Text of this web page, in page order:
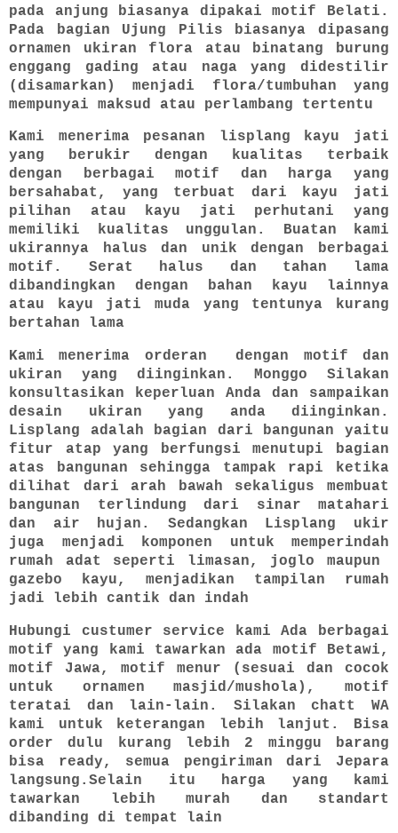
pada anjung biasanya dipakai motif Belati.
Pada bagian Ujung Pilis biasanya dipasang
ornamen ukiran flora atau binatang burung
enggang gading atau naga yang didestilir
(disamarkan) menjadi flora/tumbuhan yang
mempunyai maksud atau perlambang tertentu
Kami menerima pesanan lisplang kayu jati
yang berukir dengan kualitas terbaik
dengan berbagai motif dan harga yang
bersahabat, yang terbuat dari kayu jati
pilihan atau kayu jati perhutani yang
memiliki kualitas unggulan. Buatan kami
ukirannya halus dan unik dengan berbagai
motif. Serat halus dan tahan lama
dibandingkan dengan bahan kayu lainnya
atau kayu jati muda yang tentunya kurang
bertahan lama
Kami menerima orderan dengan motif dan
ukiran yang diinginkan. Monggo Silakan
konsultasikan keperluan Anda dan sampaikan
desain ukiran yang anda diinginkan.
Lisplang adalah bagian dari bangunan yaitu
fitur atap yang berfungsi menutupi bagian
atas bangunan sehingga tampak rapi ketika
dilihat dari arah bawah sekaligus membuat
bangunan terlindung dari sinar matahari
dan air hujan. Sedangkan Lisplang ukir
juga menjadi komponen untuk memperindah
rumah adat seperti limasan, joglo maupun
gazebo kayu, menjadikan tampilan rumah
jadi lebih cantik dan indah
Hubungi custumer service kami Ada berbagai
motif yang kami tawarkan ada motif Betawi,
motif Jawa, motif menur (sesuai dan cocok
untuk ornamen masjid/mushola), motif
teratai dan lain-lain. Silakan chatt WA
kami untuk keterangan lebih lanjut. Bisa
order dulu kurang lebih 2 minggu barang
bisa ready, semua pengiriman dari Jepara
langsung.Selain itu harga yang kami
tawarkan lebih murah dan standart
dibanding di tempat lain